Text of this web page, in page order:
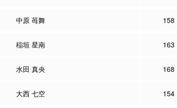
中原 苺舞 158
稲垣 星南 163
水田 真央 168
大西 七空 154